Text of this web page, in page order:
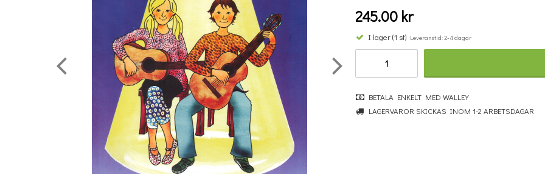
245.00 kr
I lager (1 st) Leveranstid: 2-4 dagar
BETALA ENKELT MED WALLEY
LAGERVAROR SKICKAS INOM 1-2 ARBETSDAGAR